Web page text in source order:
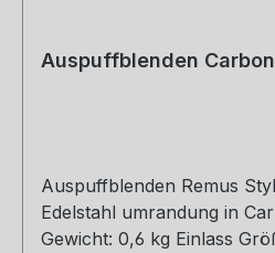
Auspuffblenden
Auspuffblenden Remus
Edelstahl umrandung in
Gewicht: 0,6 kg Einlass